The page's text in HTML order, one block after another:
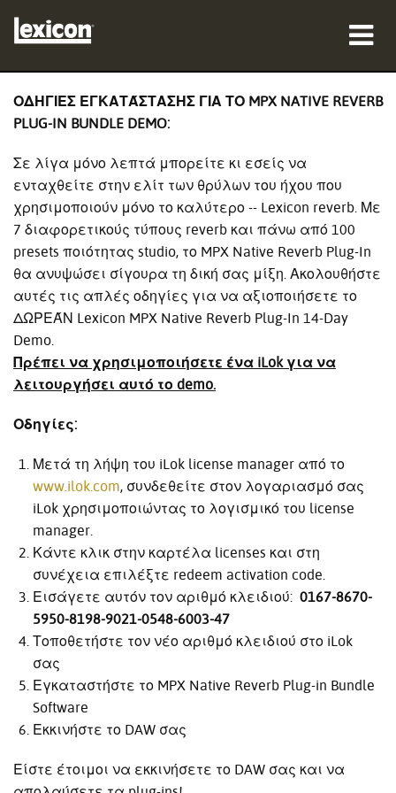
πού να αγοράσετε
επαγγελματίες
Μελέτες περίπτωσης
εκπαίδευση
υποστήριξη
Γλώσσα/Περιοχή
ΟΔΗΓΙΕΣ ΕΓΚΑΤΆΣΤΑΣΗΣ ΓΙΑ ΤΟ MPX NATIVE REVERB
PLUG-IN BUNDLE DEMO:
Σε λίγα μόνο λεπτά μπορείτε κι εσείς να
ενταχθείτε στην ελίτ των θρύλων του ήχου που
χρησιμοποιούν μόνο το καλύτερο -- Lexicon reverb. Με
7 διαφορετικούς τύπους reverb και πάνω από 100
presets ποιότητας studio, το MPX Native Reverb Plug-In
θα ανυψώσει σίγουρα τη δική σας μίξη. Ακολουθήστε
αυτές τις απλές οδηγίες για να αξιοποιήσετε το
ΔΩΡΕΆΝ Lexicon MPX Native Reverb Plug-In 14-Day
Demo.
Πρέπει να χρησιμοποιήσετε ένα iLok για να
λειτουργήσει αυτό το demo.
Οδηγίες:
Μετά τη λήψη του iLok license manager από το
www.ilok.com, συνδεθείτε στον λογαριασμό σας
iLok χρησιμοποιώντας το λογισμικό του license
manager.
Κάντε κλικ στην καρτέλα licenses και στη
συνέχεια επιλέξτε redeem activation code.
Εισάγετε αυτόν τον αριθμό κλειδιού:0167-8670-
5950-8198-9021-0548-6003-47
Τοποθετήστε τον νέο αριθμό κλειδιού στο iLok
σας
Εγκαταστήστε το MPX Native Reverb Plug-in Bundle
Software
Εκκινήστε το DAW σας
Είστε έτοιμοι να εκκινήσετε το DAW σας και να